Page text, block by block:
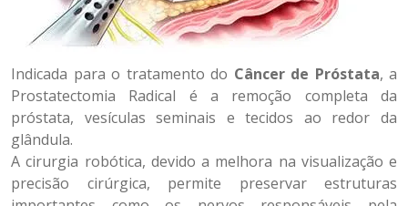
Indicada para o tratamento do Câncer de Próstata, a
Prostatectomia Radical é a remoção completa da
próstata, vesículas seminais e tecidos ao redor da
glândula.
A cirurgia robótica, devido a melhora na visualização e
precisão cirúrgica, permite preservar estruturas